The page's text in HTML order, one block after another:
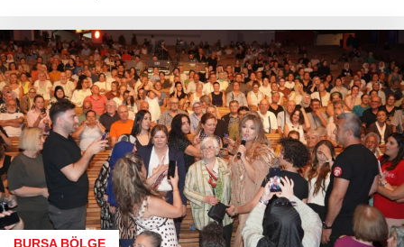
BURSA BÖLGE